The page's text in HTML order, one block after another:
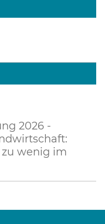
2026 -
zu wenig im